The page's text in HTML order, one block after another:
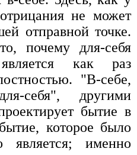
не может
отправной точке.
почему для-себя
как раз
"В-себе,
себя", другими
бытие в
которое было
именно